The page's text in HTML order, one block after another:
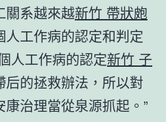
關系越來越新竹 帶狀皰
人工作病的認定和判定
人工作病的認定新竹 子
后的拯救辦法，所以對
治理當從泉源抓起。”